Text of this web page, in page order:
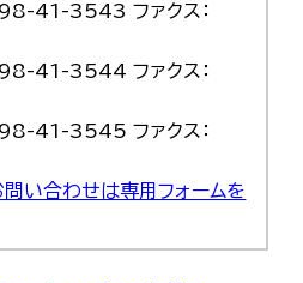
41-3543 ファクス：
41-3544 ファクス：
41-3545 ファクス：
い合わせは専用フォームを